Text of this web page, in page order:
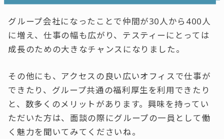
グループ会社になったことで仲間が30人から400人
に増え、仕事の幅も広がり、テスティーにとっては
成長のための大きなチャンスになりました。
その他にも、アクセスの良い広いオフィスで仕事が
できたり、グループ共通の福利厚生を利用できたり
と、数多くのメリットがあります。興味を持ってい
ただいた方は、面談の際にグループの一員として働
く魅力を聞いてみてくださいね。